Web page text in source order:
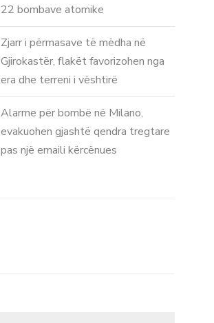
22 bombave atomike
Zjarr i përmasave të mëdha në
Gjirokastër, flakët favorizohen nga
era dhe terreni i vështirë
Alarme për bombë në Milano,
evakuohen gjashtë qendra tregtare
pas një emaili kërcënues